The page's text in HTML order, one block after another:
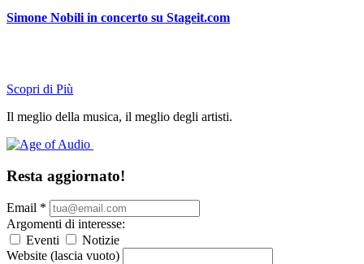
Simone Nobili in concerto su Stageit.com
Scopri di Più
Il meglio della musica, il meglio degli artisti.
Resta aggiornato!
Email *
Argomenti di interesse:
Eventi
Notizie
Website (lascia vuoto)